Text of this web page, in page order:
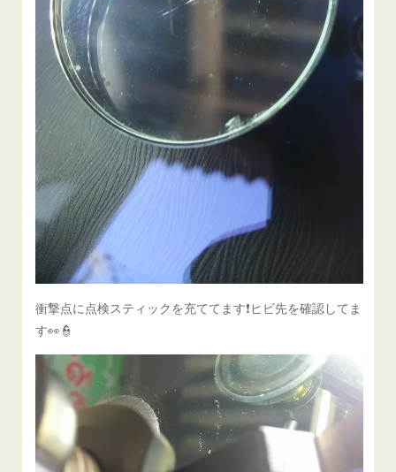
衝撃点に点検スティックを充ててます❗ヒビ先を確認してま
す👀👮